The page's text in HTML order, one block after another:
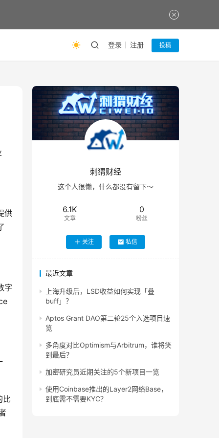
登录 注册 投稿
供
字
比
刺猬财经
这个人很懒，什么都没有留下～
6.1K
文章
0
粉丝
关注 私信
最近文章
上海升级后，LSD收益如何实现「叠
buff」？
Aptos Grant DAO第二轮25个入选项目速
览
多角度对比Optimism与Arbitrum，谁将笑
到最后？
加密研究员近期关注的5个新项目一览
使用Coinbase推出的Layer2网络Base，
到底需不需要KYC？